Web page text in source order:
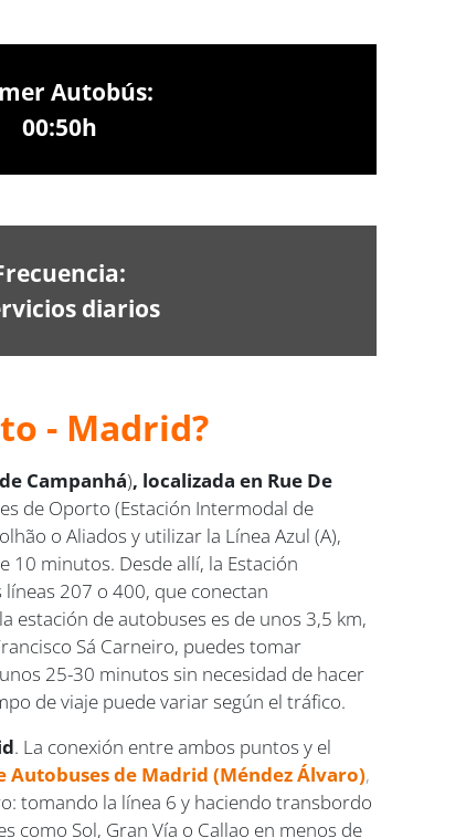
Autobús:
00:50h
diarios
- Madrid?
Campanhá), localizada en Rue De
de Oporto (Estación Intermodal de
o Aliados y utilizar la Línea Azul (A),
10 minutos. Desde allí, la Estación
207 o 400, que conectan
estación de autobuses es de unos 3,5 km,
Sá Carneiro, puedes tomar
25-30 minutos sin necesidad de hacer
de viaje puede variar según el tráfico.
. La conexión entre ambos puntos y el
Autobuses de Madrid (Méndez Álvaro),
tomando la línea 6 y haciendo transbordo
como Sol, Gran Vía o Callao en menos de